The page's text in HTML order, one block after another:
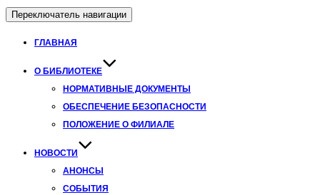
Переключатель навигации
ГЛАВНАЯ
О БИБЛИОТЕКЕ
НОРМАТИВНЫЕ ДОКУМЕНТЫ
ОБЕСПЕЧЕНИЕ БЕЗОПАСНОСТИ
ПОЛОЖЕНИЕ О ФИЛИАЛЕ
НОВОСТИ
АНОНСЫ
СОБЫТИЯ